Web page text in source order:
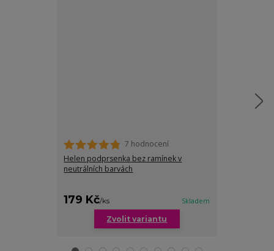
7 hodnocení
Helen podprsenka bez ramínek v
neutrálních barvách
179 Kč/ks Skladem
Zvolit variantu